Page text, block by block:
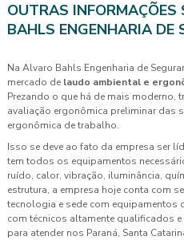
OUTRAS INFORMAÇÕES
BAHLS ENGENHARIA DE
Na Alvaro Bahls Engenharia de
mercado de laudo ambiental e
Prezando o que há de mais moderno,
avaliação ergonômica preliminar das
ergonômica de trabalho.
Isso se deve ao fato da empresa ser
tem todos os equipamentos
ruído, calor, vibração, iluminância,
estrutura, a empresa hoje conta com
tecnologia e sede com equipamentos
com técnicos altamente qualificados
para atender nos Paraná, Santa